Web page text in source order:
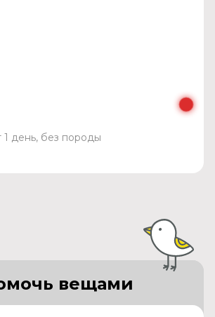
1 день, без породы
вещами